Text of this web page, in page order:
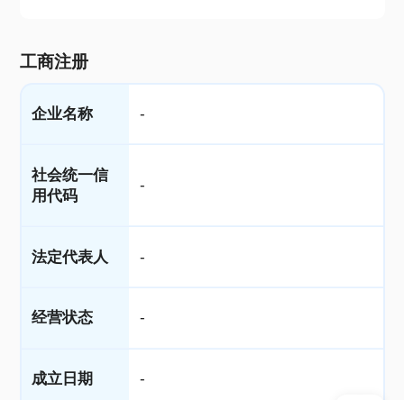
工商注册
企业名称 -
社会统一信
用代码
-
法定代表人 -
经营状态 -
成立日期 -